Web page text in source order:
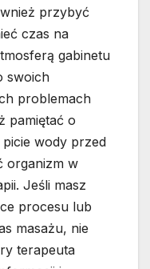
przybyć
czas na
gabinetu
swoich
problemach
pamiętać o
wody przed
organizm w
Jeśli masz
procesu lub
masażu, nie
terapeuta